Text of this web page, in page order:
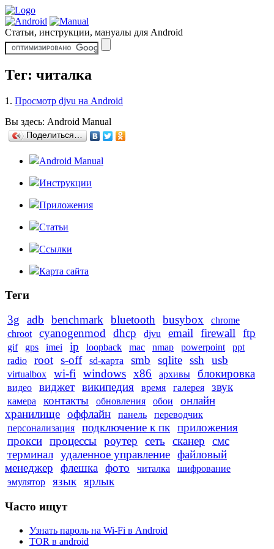
Статьи, инструкции, мануалы для Android
Тег: читалка
1. Просмотр djvu на Android
Вы здесь: Android Manual
Поделиться…
Android Manual
Инструкции
Приложения
Статьи
Ссылки
Карта сайта
Теги
3g
adb benchmark bluetooth busybox
chrome
chroot
cyanogenmod dhcp djvu email firewall ftp
gif gps imei ip loopback mac nmap powerpoint
ppt
radio
root s-off sd-карта smb sqlite ssh usb
virtualbox wi-fi windows x86 архивы блокировка
видео виджет википедия время галерея звук
камера контакты обновления обои
онлайн
хранилище оффлайн панель
переводчик
персонализация
подключение к пк приложения
прокси процессы роутер сеть сканер
смс
терминал удаленное управление файловый
менеджер
флешка фото читалка
шифрование
эмулятор
язык ярлык
Часто ищут
Узнать пароль на Wi-Fi в Android
TOR в android